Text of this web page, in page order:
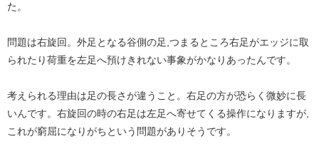
た。
問題は右旋回。外足となる谷側の足,つまるところ右足がエッジに取
られたり荷重を左足へ預けきれない事象がかなりあったんです。
考えられる理由は足の長さが違うこと。右足の方が恐らく微妙に長
いんです。右旋回の時の右足は左足へ寄せてくる操作になりますが,
これが窮屈になりがちという問題がありそうです。